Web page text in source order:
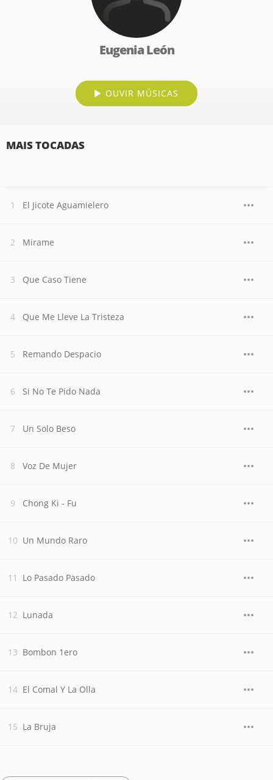
Eugenia León
OUVIR MÚSICAS
MAIS TOCADAS
El Jicote Aguamielero
Mirame
Que Caso Tiene
Que Me Lleve La Tristeza
Remando Despacio
Si No Te Pido Nada
Un Solo Beso
Voz De Mujer
Chong Ki - Fu
Un Mundo Raro
Lo Pasado Pasado
Lunada
Bombon 1ero
El Comal Y La Olla
La Bruja